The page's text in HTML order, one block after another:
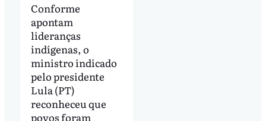
Conforme
apontam
lideranças
indígenas, o
ministro indicado
pelo presidente
Lula (PT)
reconheceu que
povos foram